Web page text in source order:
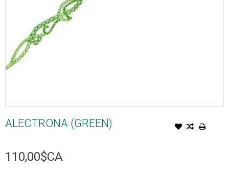
ALECTRONA (GREEN)
110,00$CA